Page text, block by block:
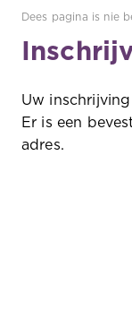
Dees pagina is nie
Uw
Er is een
adres.